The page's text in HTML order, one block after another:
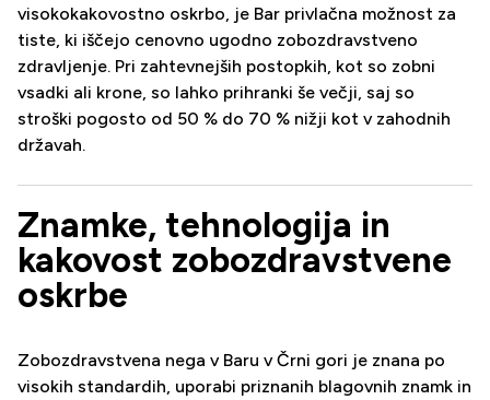
visokokakovostno oskrbo, je Bar privlačna možnost za
tiste, ki iščejo cenovno ugodno zobozdravstveno
zdravljenje. Pri zahtevnejših postopkih, kot so zobni
vsadki ali krone, so lahko prihranki še večji, saj so
stroški pogosto od 50 % do 70 % nižji kot v zahodnih
državah.
Znamke, tehnologija in
kakovost zobozdravstvene
oskrbe
Zobozdravstvena nega v Baru v Črni gori je znana po
visokih standardih, uporabi priznanih blagovnih znamk in